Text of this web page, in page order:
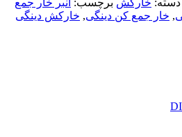
, خار جمع کن دینگی, خارکش دینگی